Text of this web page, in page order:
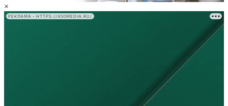
×
РЕКЛАМА • HTTPS://450MEDIA.RU/